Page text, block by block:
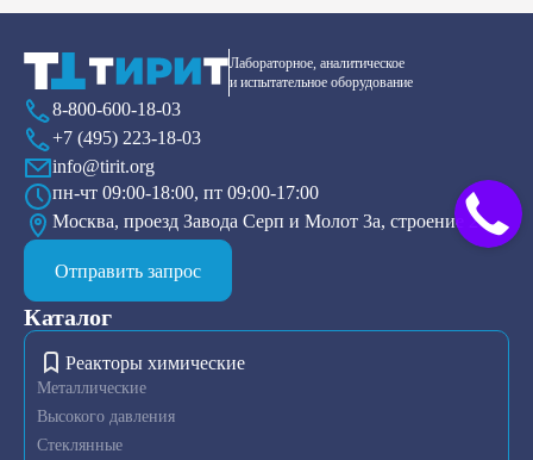
Лабораторное, аналитическое
и испытательное оборудование
8-800-600-18-03
+7 (495) 223-18-03
info@tirit.org
пн-чт 09:00-18:00, пт 09:00-17:00
Москва, проезд Завода Серп и Молот 3а, строение 2
Отправить запрос
Каталог
Реакторы химические
Металлические
Высокого давления
Стеклянные